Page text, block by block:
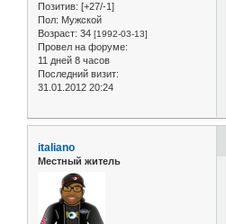
Позитив: [+27/-1]
Пол: Мужской
Возраст: 34 [1992-03-13]
Провел на форуме:
11 дней 8 часов
Последний визит:
31.01.2012 20:24
italiano
Местный житель